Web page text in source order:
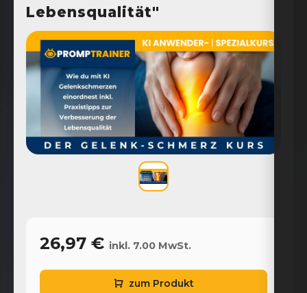
Lebensqualität"
26,97 € inkl. 7.00 MwSt.
zum Produkt